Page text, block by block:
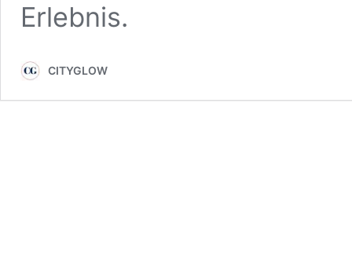
Erlebnis.
CITYGLOW